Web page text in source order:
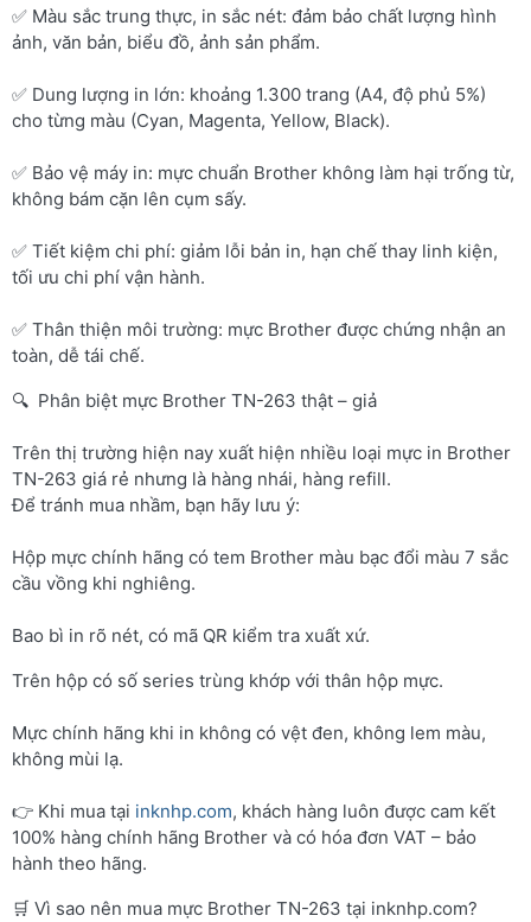
✅ Màu sắc trung thực, in sắc nét: đảm bảo chất lượng hình
ảnh, văn bản, biểu đồ, ảnh sản phẩm.
✅ Dung lượng in lớn: khoảng 1.300 trang (A4, độ phủ 5%)
cho từng màu (Cyan, Magenta, Yellow, Black).
✅ Bảo vệ máy in: mực chuẩn Brother không làm hại trống từ,
không bám cặn lên cụm sấy.
✅ Tiết kiệm chi phí: giảm lỗi bản in, hạn chế thay linh kiện,
tối ưu chi phí vận hành.
✅ Thân thiện môi trường: mực Brother được chứng nhận an
toàn, dễ tái chế.
🔍 Phân biệt mực Brother TN-263 thật – giả
Trên thị trường hiện nay xuất hiện nhiều loại mực in Brother
TN-263 giá rẻ nhưng là hàng nhái, hàng refill.
Để tránh mua nhầm, bạn hãy lưu ý:
Hộp mực chính hãng có tem Brother màu bạc đổi màu 7 sắc
cầu vồng khi nghiêng.
Bao bì in rõ nét, có mã QR kiểm tra xuất xứ.
Trên hộp có số series trùng khớp với thân hộp mực.
Mực chính hãng khi in không có vệt đen, không lem màu,
không mùi lạ.
👉 Khi mua tại inknhp.com, khách hàng luôn được cam kết
100% hàng chính hãng Brother và có hóa đơn VAT – bảo
hành theo hãng.
🛒 Vì sao nên mua mực Brother TN-263 tại inknhp.com?